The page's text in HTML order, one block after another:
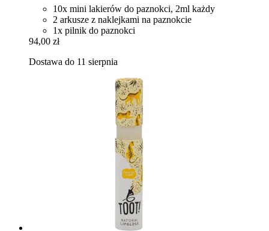
10x mini lakierów do paznokci, 2ml każdy
2 arkusze z naklejkami na paznokcie
1x pilnik do paznokci
94,00 zł
Dostawa do 11 sierpnia